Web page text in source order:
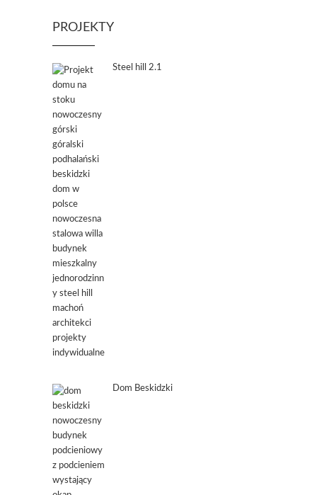
PROJEKTY
Steel hill 2.1
Dom Beskidzki